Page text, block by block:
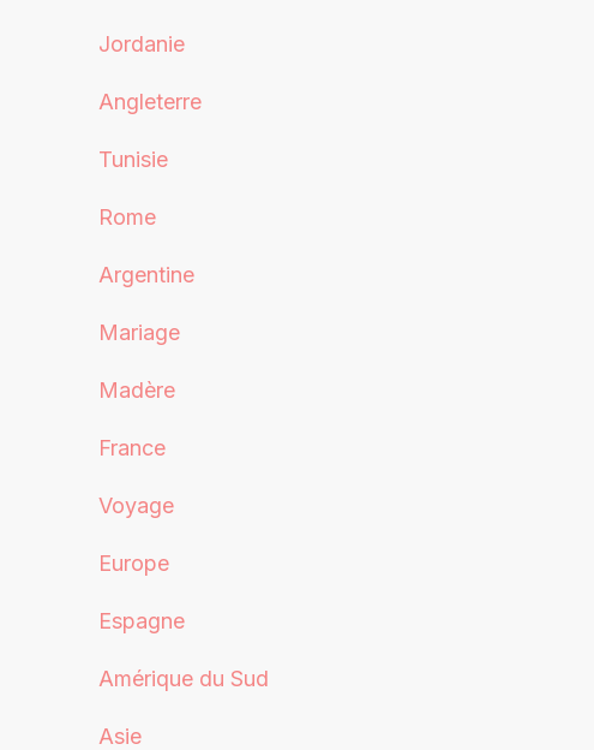
Jordanie
Angleterre
Tunisie
Rome
Argentine
Mariage
Madère
France
Voyage
Europe
Espagne
Amérique du Sud
Asie